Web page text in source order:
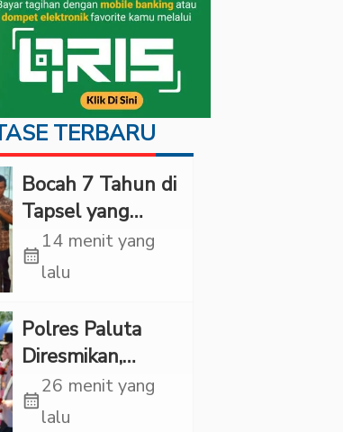
TERBARU
Bocah 7 Tahun di
Tapsel yang
Ditemukan
Tewas di Sumur
Kekerasan
Seksual
calendar_month
14 menit yang
lalu
Polres Paluta
Diresmikan,
Begini
Tanggapan
calendar_month
26 menit yang
lalu